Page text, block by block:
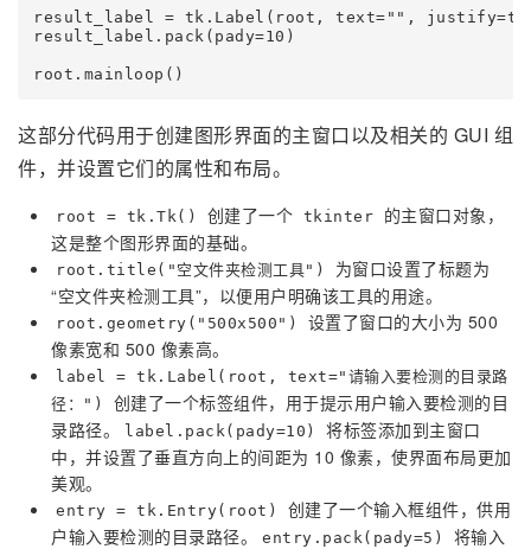
result_label = tk.Label(root, text="",
result_label.pack(pady=10)
这部分代码用于创建图形界面的主窗口以及相关的 GUI 组
件，并设置它们的属性和布局。
root = tk.Tk() 创建了一个 tkinter
的主窗口对象，
这是整个图形界面的基础。
root.title("空文件夹检测工具")
为窗口设置了标题为
“空文件夹检测工具”，以便用户明确该工具的用途。
root.geometry("500x500")
设置了窗口的大小为 500
像素宽和 500 像素高。
label = tk.Label(root, text="请输入要检测的目录路
径：")
创建了一个标签组件，用于提示用户输入要检测的目
录路径。
label.pack(pady=10)
将标签添加到主窗口
中，并设置了垂直方向上的间距为 10 像素，使界面布局更加
美观。
entry = tk.Entry(root)
创建了一个输入框组件，供用
户输入要检测的目录路径。
entry.pack(pady=5)
将输入